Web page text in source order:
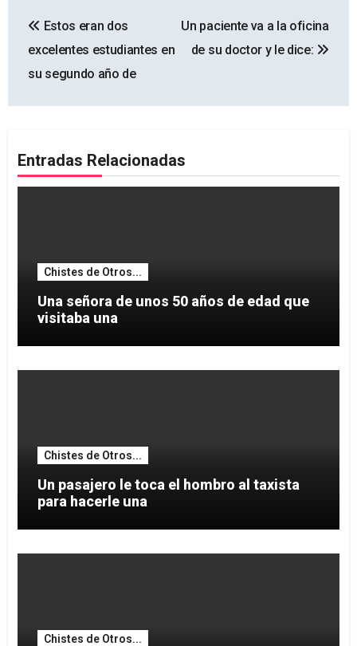
de
entradas
Estos eran dos
excelentes estudiantes en
su segundo año de
Un paciente va a la oficina
de su doctor y le dice:
Entradas Relacionadas
Chistes de Otros...
Una señora de unos 50 años de edad que
visitaba una
Chistes de Otros...
Un pasajero le toca el hombro al taxista
para hacerle una
Chistes de Otros...